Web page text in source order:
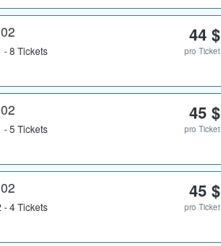
- 8 Tickets
44 $
pro Ticket
- 5 Tickets
45 $
pro Ticket
- 4 Tickets
45 $
pro Ticket